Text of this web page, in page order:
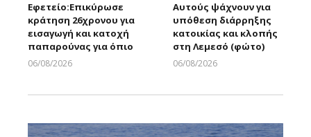
Εφετείο:Eπικύρωσε
κράτηση 26χρονου για
εισαγωγή και κατοχή
παπαρούνας για όπιο
06/08/2026
Αυτούς ψάχνουν για
υπόθεση διάρρηξης
κατοικίας και κλοπής
στη Λεμεσό (φώτο)
06/08/2026